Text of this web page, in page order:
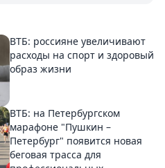
ВТБ: россияне увеличивают
расходы на спорт и здоровый
образ жизни
ВТБ: на Петербургском
марафоне "Пушкин –
Петербург" появится новая
беговая трасса для